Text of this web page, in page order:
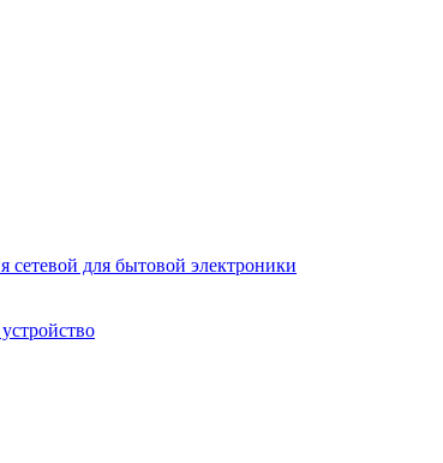
сетевой для бытовой электроники